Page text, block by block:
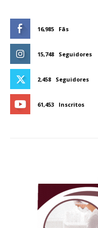
16,985 Fãs
15,748 Seguidores
2,458 Seguidores
61,453 Inscritos